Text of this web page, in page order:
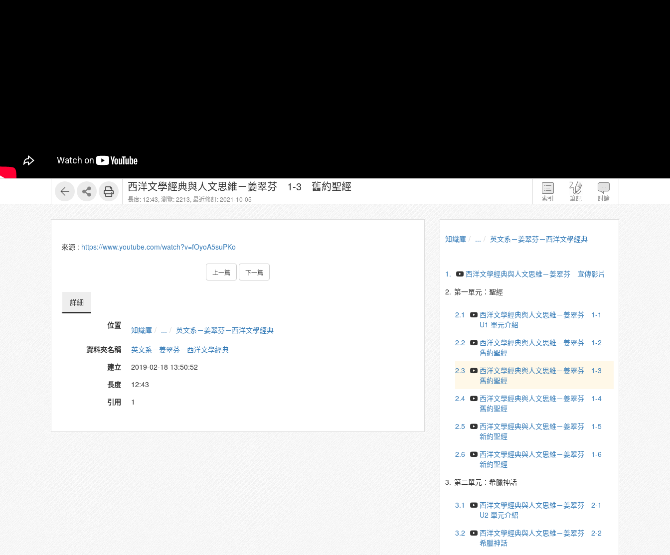
索引 筆記 討論
西洋文學經典與人文思維－姜翠芬 1-3 舊約聖經
長度: 12:43, 瀏覽: 2213, 最近修訂: 2021-10-05
來源 : https://www.youtube.com/watch?v=fOyoA5suPKo
上一篇 下一篇
詳細
位置 知識庫 ...
英文系－姜翠芬－西洋文學經典
資料夾名稱
英文系－姜翠芬－西洋文學經典
建立
2019-02-18 13:50:52
長度
12:43
引用
1
知識庫 ... 英文系－姜翠芬－西洋文學經典
1.
西洋文學經典與人文思維－姜翠芬 宣傳影片
2. 第一單元：聖經
2.1
西洋文學經典與人文思維－姜翠芬 1-1
U1 單元介紹
2.2
西洋文學經典與人文思維－姜翠芬 1-2
舊約聖經
2.3
西洋文學經典與人文思維－姜翠芬 1-3
舊約聖經
2.4
西洋文學經典與人文思維－姜翠芬 1-4
舊約聖經
2.5
西洋文學經典與人文思維－姜翠芬 1-5
新約聖經
2.6
西洋文學經典與人文思維－姜翠芬 1-6
新約聖經
3. 第二單元：希臘神話
3.1
西洋文學經典與人文思維－姜翠芬 2-1
U2 單元介紹
3.2
西洋文學經典與人文思維－姜翠芬 2-2
希臘神話